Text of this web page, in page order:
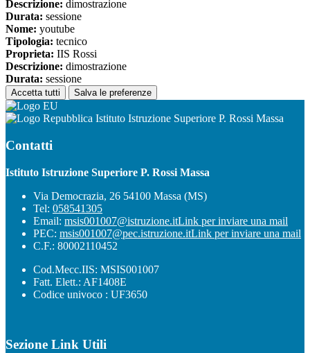
Descrizione: dimostrazione
Durata: sessione
Nome: youtube
Tipologia: tecnico
Proprieta: IIS Rossi
Descrizione: dimostrazione
Durata: sessione
Accetta tutti Salva le preferenze
Istituto Istruzione Superiore P. Rossi Massa
Contatti
Istituto Istruzione Superiore P. Rossi Massa
Via Democrazia, 26 54100 Massa (MS)
Tel: 058541305
Email: msis001007@istruzione.itLink per inviare una mail
PEC: msis001007@pec.istruzione.itLink per inviare una mail
C.F.: 80002110452
Cod.Mecc.IIS: MSIS001007
Fatt. Elett.: AF1408E
Codice univoco : UF3650
Sezione Link Utili